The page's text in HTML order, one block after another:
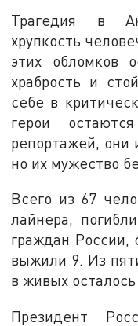
Трагедия в
хрупкость
этих обломков
храбрость и
себе в
герои
репортажей, они
но их мужество
Всего из 67
лайнера,
граждан
выжили 9. Из
в живых осталось
Президент